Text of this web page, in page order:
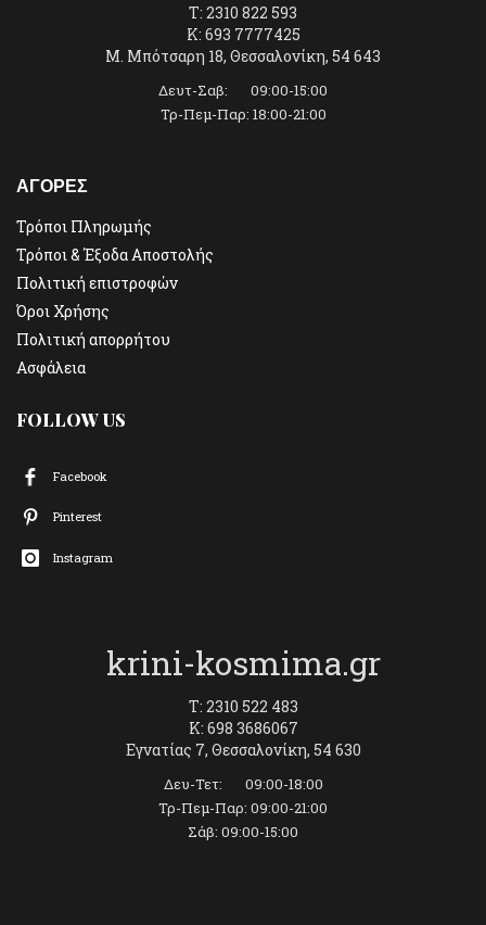
T: 2310 822 593
K: 693 7777425
Μ. Μπότσαρη 18, Θεσσαλονίκη, 54 643
Δευτ-Σαβ: 09:00-15:00
Τρ-Πεμ-Παρ: 18:00-21:00
ΑΓΟΡΕΣ
Τρόποι Πληρωμής
Τρόποι & Έξοδα Αποστολής
Πολιτική επιστροφών
Όροι Χρήσης
Πολιτική απορρήτου
Ασφάλεια
FOLLOW US
Facebook
Pinterest
Instagram
krini-kosmima.gr
T: 2310 522 483
K: 698 3686067
Εγνατίας 7, Θεσσαλονίκη, 54 630
Δευ-Τετ: 09:00-18:00
Τρ-Πεμ-Παρ: 09:00-21:00
Σάβ: 09:00-15:00